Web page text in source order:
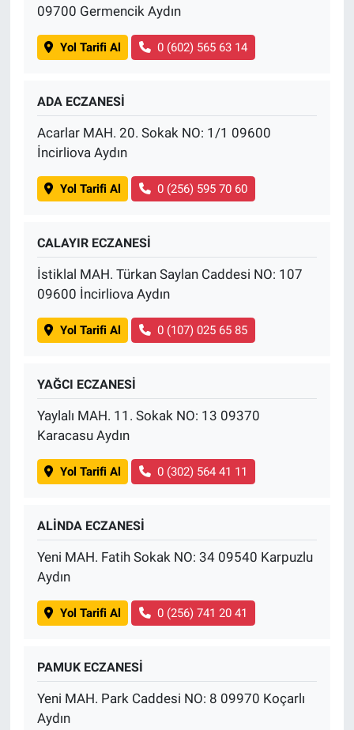
09700 Germencik Aydın
Yol Tarifi Al 0 (602) 565 63 14
ADA ECZANESİ
Acarlar MAH. 20. Sokak NO: 1/1 09600
İncirliova Aydın
Yol Tarifi Al 0 (256) 595 70 60
CALAYIR ECZANESİ
İstiklal MAH. Türkan Saylan Caddesi NO: 107
09600 İncirliova Aydın
Yol Tarifi Al 0 (107) 025 65 85
YAĞCI ECZANESİ
Yaylalı MAH. 11. Sokak NO: 13 09370
Karacasu Aydın
Yol Tarifi Al 0 (302) 564 41 11
ALİNDA ECZANESİ
Yeni MAH. Fatih Sokak NO: 34 09540 Karpuzlu
Aydın
Yol Tarifi Al 0 (256) 741 20 41
PAMUK ECZANESİ
Yeni MAH. Park Caddesi NO: 8 09970 Koçarlı
Aydın